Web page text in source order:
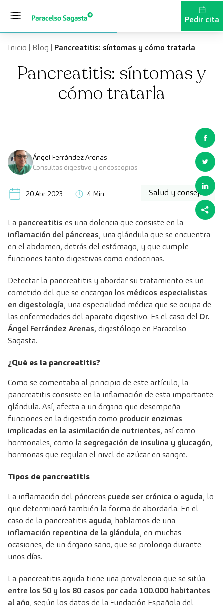
Pedir cita
Inicio | Blog | Pancreatitis: síntomas y cómo tratarla
Pancreatitis: síntomas y
cómo tratarla
Ángel Ferrández Arenas
Consultas digestivo y endoscopias
20 Abr 2023 4 Min Salud y consejos
La pancreatitis es una dolencia que consiste en la
inflamación del páncreas, una glándula que se encuentra
en el abdomen, detrás del estómago, y que cumple
funciones tanto digestivas como endocrinas.
Detectar la pancreatitis y abordar su tratamiento es un
cometido del que se encargan los médicos especialistas
en digestología, una especialidad médica que se ocupa de
las enfermedades del aparato digestivo. Es el caso del Dr.
Ángel Ferrández Arenas, digestólogo en Paracelso
Sagasta.
¿Qué es la pancreatitis?
Como se comentaba al principio de este artículo, la
pancreatitis consiste en la inflamación de esta importante
glándula. Así, afecta a un órgano que desempeña
funciones en la digestión como producir enzimas
implicadas en la asimilación de nutrientes, así como
hormonales, como la segregación de insulina y glucagón,
hormonas que regulan el nivel de azúcar en sangre.
Tipos de pancreatitis
La inflamación del páncreas puede ser crónica o aguda, lo
que determinará también la forma de abordarla. En el
caso de la pancreatitis aguda, hablamos de una
inflamación repentina de la glándula, en muchas
ocasiones, de un órgano sano, que se prolonga durante
unos días.
La pancreatitis aguda tiene una prevalencia que se sitúa
entre los 50 y los 80 casos por cada 100.000 habitantes
al año, según los datos de la Fundación Española del